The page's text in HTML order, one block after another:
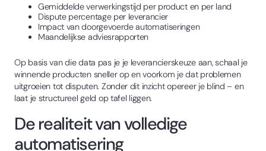
Gemiddelde verwerkingstijd per product en per land
Dispute percentage per leverancier
Impact van doorgevoerde automatiseringen
Maandelijkse adviesrapporten
Op basis van die data pas je je leverancierskeuze aan, schaal je
winnende producten sneller op en voorkom je dat problemen
uitgroeien tot disputen. Zonder dit inzicht opereer je blind – en
laat je structureel geld op tafel liggen.
De realiteit van volledige
automatisering